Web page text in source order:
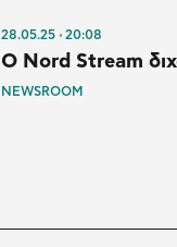
28.05.25 20:08
Ο Nord Stream
NEWSROOM